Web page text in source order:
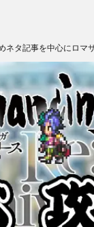
タ記事を中心にロ